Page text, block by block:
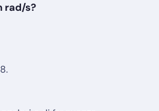
rad/s?